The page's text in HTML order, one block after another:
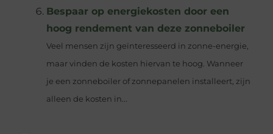
Bespaar op energiekosten door een
hoog rendement van deze zonneboiler
Veel mensen zijn geïnteresseerd in zonne-energie,
maar vinden de kosten hiervan te hoog. Wanneer
je een zonneboiler of zonnepanelen installeert, zijn
alleen de kosten in...